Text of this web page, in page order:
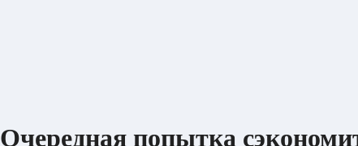
Очередная попытка